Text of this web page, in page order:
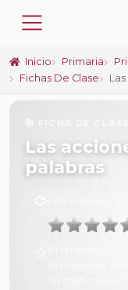
Inicio Primaria
Fichas De Clase
Las
palabras
6 de Febrero de